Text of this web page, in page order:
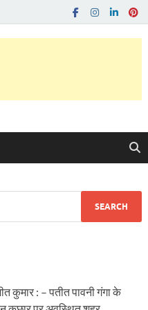
कुमार : – पतीत पावनी गंगा के